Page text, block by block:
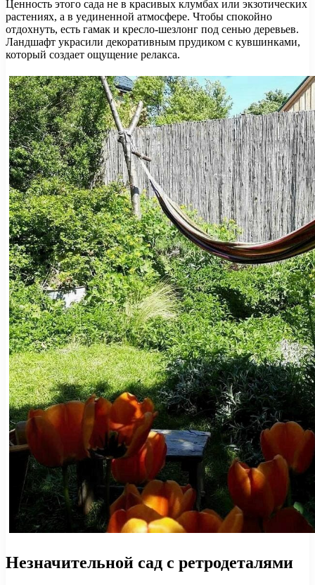
Ценность этого сада не в красивых клумбах или экзотических
растениях, а в уединенной атмосфере. Чтобы спокойно
отдохнуть, есть гамак и кресло-шезлонг под сенью деревьев.
Ландшафт украсили декоративным прудиком с кувшинками,
который создает ощущение релакса.
Незначительной сад с ретродеталями